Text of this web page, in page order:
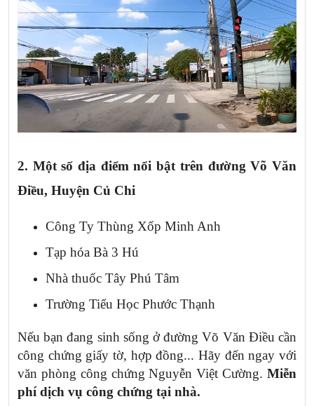
2. Một số địa điểm nổi bật trên đường Võ Văn
Điều, Huyện Củ Chi
Công Ty Thùng Xốp Minh Anh
Tạp hóa Bà 3 Hú
Nhà thuốc Tây Phú Tâm
Trường Tiểu Học Phước Thạnh
Nếu bạn đang sinh sống ở đường Võ Văn Điều cần
công chứng giấy tờ, hợp đồng... Hãy đến ngay với
văn phòng công chứng Nguyễn Việt Cường. Miễn
phí dịch vụ công chứng tại nhà.